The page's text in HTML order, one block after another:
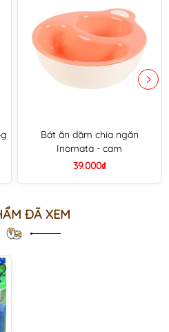
Bát ăn dặm chia ngăn
Inomata - cam
39.000₫
ĐÃ XEM